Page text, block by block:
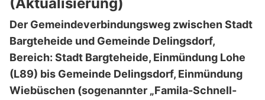
Der Gemeindeverbindungsweg zwischen Stadt
Bargteheide und Gemeinde Delingsdorf,
Bereich: Stadt Bargteheide, Einmündung Lohe
(L89) bis Gemeinde Delingsdorf, Einmündung
Wiebüschen (sogenannter „Famila-Schnell-